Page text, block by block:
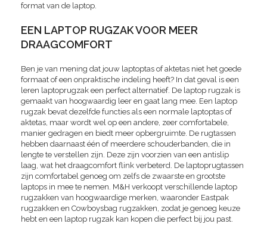
format van de laptop.
EEN LAPTOP RUGZAK VOOR MEER
DRAAGCOMFORT
Ben je van mening dat jouw laptoptas of aktetas niet het goede
formaat of een onpraktische indeling heeft? In dat geval is een
leren laptoprugzak een perfect alternatief. De laptop rugzak is
gemaakt van hoogwaardig leer en gaat lang mee. Een laptop
rugzak bevat dezelfde functies als een normale laptoptas of
aktetas, maar wordt wel op een andere, zeer comfortabele,
manier gedragen en biedt meer opbergruimte. De rugtassen
hebben daarnaast één of meerdere schouderbanden, die in
lengte te verstellen zijn. Deze zijn voorzien van een antislip
laag, wat het draagcomfort flink verbeterd. De laptoprugtassen
zijn comfortabel genoeg om zelfs de zwaarste en grootste
laptops in mee te nemen. M&H verkoopt verschillende laptop
rugzakken van hoogwaardige merken, waaronder Eastpak
rugzakken en Cowboysbag rugzakken, zodat je genoeg keuze
hebt en een laptop rugzak kan kopen die perfect bij jou past.